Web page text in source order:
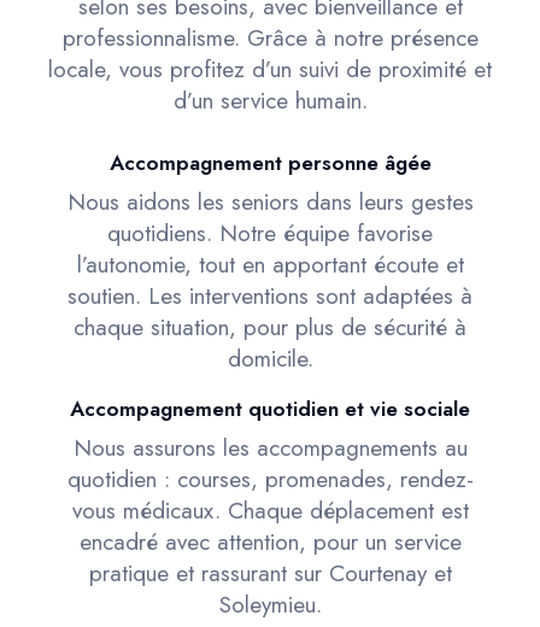
selon ses besoins, avec bienveillance et
professionnalisme. Grâce à notre présence
locale, vous profitez d’un suivi de proximité et
d’un service humain.
Accompagnement personne âgée
Nous aidons les seniors dans leurs gestes
quotidiens. Notre équipe favorise
l’autonomie, tout en apportant écoute et
soutien. Les interventions sont adaptées à
chaque situation, pour plus de sécurité à
domicile.
Accompagnement quotidien et vie sociale
Nous assurons les accompagnements au
quotidien : courses, promenades, rendez-
vous médicaux. Chaque déplacement est
encadré avec attention, pour un service
pratique et rassurant sur Courtenay et
Soleymieu.